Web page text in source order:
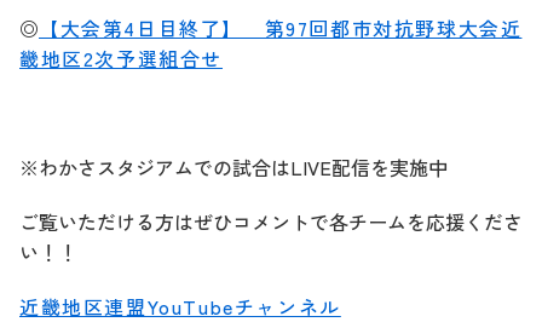
◎ 【大会第4日目終了】 第97回都市対抗野球大会近
畿地区2次予選組合せ
※わかさスタジアムでの試合はLIVE配信を実施中
ご覧いただける方はぜひコメントで各チームを応援くださ
い！！
近畿地区連盟YouTubeチャンネル